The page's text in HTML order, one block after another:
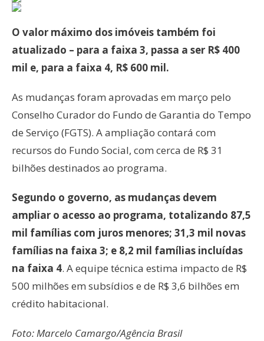
O valor máximo dos imóveis também foi
atualizado – para a faixa 3, passa a ser R$ 400
mil e, para a faixa 4, R$ 600 mil.
As mudanças foram aprovadas em março pelo
Conselho Curador do Fundo de Garantia do Tempo
de Serviço (FGTS). A ampliação contará com
recursos do Fundo Social, com cerca de R$ 31
bilhões destinados ao programa.
Segundo o governo, as mudanças devem
ampliar o acesso ao programa, totalizando 87,5
mil famílias com juros menores; 31,3 mil novas
famílias na faixa 3; e 8,2 mil famílias incluídas
na faixa 4. A equipe técnica estima impacto de R$
500 milhões em subsídios e de R$ 3,6 bilhões em
crédito habitacional.
Foto: Marcelo Camargo/Agência Brasil